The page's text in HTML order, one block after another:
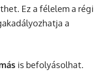
Ez a félelem a régi
a
is befolyásolhat.